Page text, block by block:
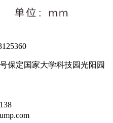
保定国家大学科技园光阳园